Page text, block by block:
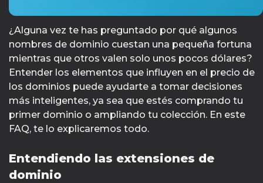
¿Alguna vez te has preguntado por qué algunos
nombres de dominio cuestan una pequeña fortuna
mientras que otros valen solo unos pocos dólares?
Entender los elementos que influyen en el precio de
los dominios puede ayudarte a tomar decisiones
más inteligentes, ya sea que estés comprando tu
primer dominio o ampliando tu colección. En este
FAQ, te lo explicaremos todo.
Entendiendo las extensiones de
dominio